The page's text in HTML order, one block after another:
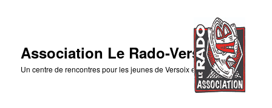
Association Le Rado-Versoix
Un centre de rencontres pour les jeunes de Versoix et des environs